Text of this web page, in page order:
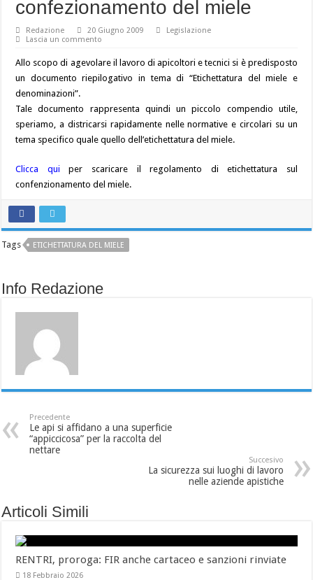
confezionamento del miele
Redazione 20 Giugno 2009
Legislazione
Lascia un commento
Allo scopo di agevolare il lavoro di apicoltori e tecnici si è predisposto
un documento riepilogativo in tema di “Etichettatura del miele e
denominazioni”.
Tale documento rappresenta quindi un piccolo compendio utile,
speriamo, a districarsi rapidamente nelle normative e circolari su un
tema specifico quale quello dell’etichettatura del miele.
Clicca qui per scaricare il regolamento di etichettatura sul
confenzionamento del miele.
Tags ETICHETTATURA DEL MIELE
Info Redazione
Precedente
Le api si affidano a una superficie
“appiccicosa” per la raccolta del
nettare
Succesivo
La sicurezza sui luoghi di lavoro
nelle aziende apistiche
Articoli Simili
RENTRI, proroga: FIR anche cartaceo e sanzioni rinviate
18 Febbraio 2026